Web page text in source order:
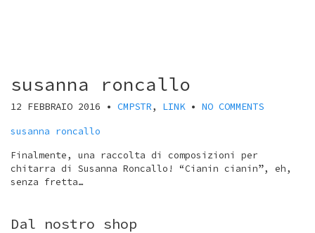
susanna roncallo
12 FEBBRAIO 2016 • CMPSTR, LINK• NO COMMENTS
susanna roncallo
Finalmente, una raccolta di composizioni per
chitarra di Susanna Roncallo! “Cianin cianin”, eh,
senza fretta…
Dal nostro shop